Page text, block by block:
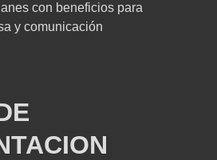
con beneficios para
y comunicación